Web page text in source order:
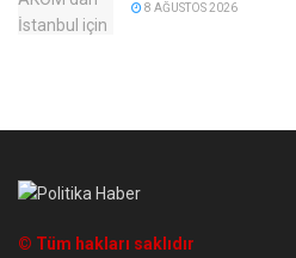
8 AĞUSTOS 2026
© Tüm hakları saklıdır